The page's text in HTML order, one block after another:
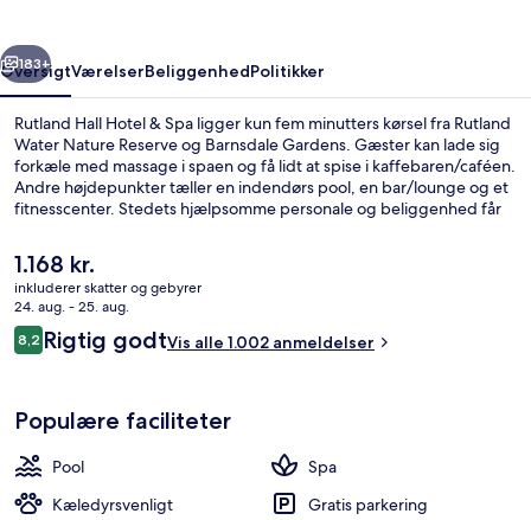
Næste
183+
OversigtVærelserBeliggenhedPolitikker
Rutland Hall Hotel & Spa ligger kun fem minutters kørsel fra Rutland
Water Nature Reserve og Barnsdale Gardens. Gæster kan lade sig
forkæle med massage i spaen og få lidt at spise i kaffebaren/caféen.
Andre højdepunkter tæller en indendørs pool, en bar/lounge og et
fitnesscenter. Stedets hjælpsomme personale og beliggenhed får
Den
nuværende
pris
er
1.168 kr.
1.168 kr.
inkluderer skatter og gebyrer
24. aug. - 25. aug.
Anmeldelser
8,28,2 ud af 10.
Rigtig godtVis alle 1.002 anmeldelser
Populære faciliteter
Pool
Spa
Kæledyrsvenligt
Gratis parkering